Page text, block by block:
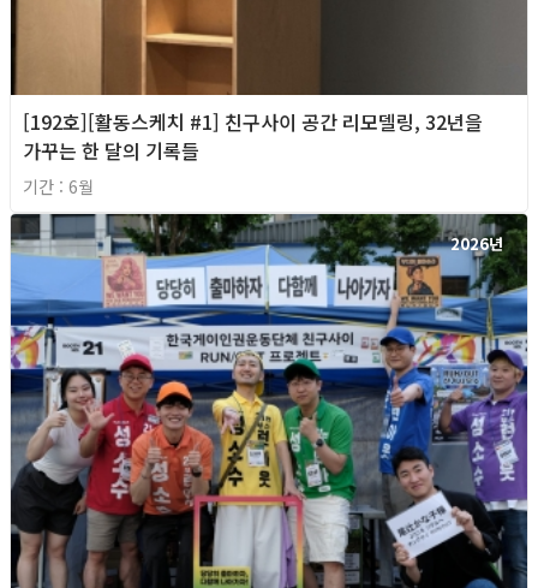
[192호][활동스케치 #1] 친구사이 공간 리모델링, 32년을
가꾸는 한 달의 기록들
기간 : 6월
2026년